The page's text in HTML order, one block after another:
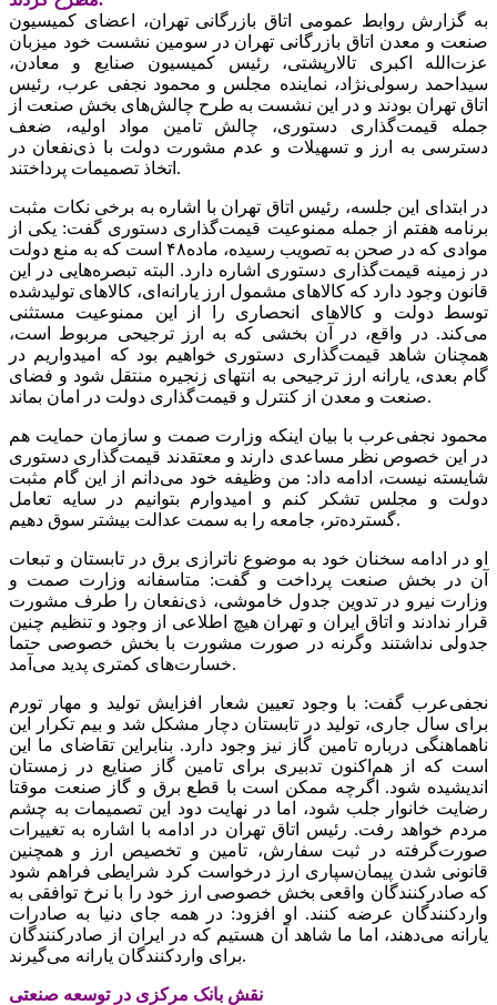
به گزارش روابط عمومی اتاق بازرگانی تهران، اعضای کمیسیون
صنعت و معدن اتاق بازرگانی تهران در سومین نشست خود میزبان
عزت‌الله اکبری تالارپشتی، رئیس کمیسیون صنایع و معادن،
سیداحمد رسولی‌نژاد، نماینده مجلس و محمود نجفی عرب، رئیس
اتاق تهران بودند و در این نشست به طرح چالش‌های بخش صنعت از
جمله قیمت‌گذاری دستوری، چالش‌ تامین مواد اولیه، ضعف
دسترسی به ارز و تسهیلات و عدم مشورت دولت با ذی‌نفعان در
اتخاذ تصمیمات پرداختند.
در ابتدای این جلسه، رئیس اتاق تهران با اشاره‌ به برخی نکات مثبت
برنامه هفتم از جمله ممنوعیت قیمت‌گذاری دستوری گفت: یکی از
موادی که در صحن به تصویب رسیده، ماده۴۸ است که به منع دولت
در زمینه قیمت‌گذاری دستوری اشاره دارد. البته تبصره‌هایی در این
قانون وجود دارد که کالاهای مشمول ارز یارانه‌ای، کالاهای تولیدشده
توسط دولت و کالاهای انحصاری را از این ممنوعیت مستثنی
می‌کند. در واقع، در آن بخشی که به ارز ترجیحی مربوط است،
همچنان شاهد قیمت‌گذاری دستوری خواهیم بود که امیدواریم در
گام بعدی، یارانه ارز ترجیحی‌ به انتهای زنجیره منتقل شود و فضای
صنعت و معدن از کنترل و قیمت‌گذاری دولت در امان بماند.
محمود نجفی‌عرب با بیان اینکه وزارت صمت و سازمان حمایت هم
در این خصوص نظر مساعدی دارند و معتقدند قیمت‌گذاری دستوری
شایسته نیست، ادامه داد: من وظیفه خود می‌دانم از این گام مثبت
دولت و مجلس تشکر کنم و امیدوارم بتوانیم در سایه تعامل
گسترده‌تر، جامعه را به سمت عدالت بیشتر سوق دهیم.
او در ادامه سخنان خود به موضوع ناترازی برق در تابستان و تبعات
آن در بخش صنعت پرداخت و گفت: متاسفانه وزارت صمت و
وزارت نیرو در تدوین جدول خاموشی، ذی‌نفعان را طرف مشورت
قرار ندادند و اتاق ایران و تهران هیچ اطلاعی از وجود و تنظیم چنین
جدولی نداشتند وگرنه در صورت مشورت با بخش خصوصی حتما
خسارت‌های کمتری پدید می‌آمد.
نجفی‌عرب گفت: با وجود تعیین شعار افزایش تولید و مهار تورم
برای سال جاری، تولید در تابستان‌ دچار مشکل شد و بیم تکرار این
ناهماهنگی درباره تامین گاز نیز وجود دارد. بنابراین تقاضای ما این
است که از هم‌اکنون تدبیری برای تامین گاز صنایع در زمستان
اندیشیده شود. اگرچه ممکن است با قطع‌ برق و گاز صنعت موقتا
رضایت خانوار جلب شود، اما در نهایت دود این تصمیمات به چشم
مردم خواهد رفت. رئیس اتاق تهران در ادامه با اشاره به تغییرات
صورت‌گرفته در ثبت سفارش، تامین و تخصیص ارز و همچنین
قانونی شدن پیمان‌سپاری ارز درخواست کرد شرایطی فراهم شود
که صادرکنندگان واقعی بخش خصوصی ارز خود را با نرخ توافقی به
واردکنندگان عرضه کنند. او افزود: در همه جای دنیا به صادرات
یارانه می‌دهند، اما ما شاهد آن هستیم که در ایران از صادرکنندگان
برای واردکنندگان یارانه می‌گیرند.
نقش بانک مرکزی در توسعه صنعتی